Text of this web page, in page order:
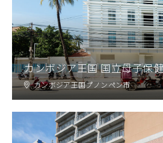
カンボジア王国 国立母子保
カンボジア王国プノンペン市